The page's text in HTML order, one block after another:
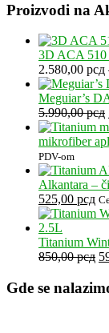
Proizvodi na
3D ACA 510
2.580,00 рсд
Meguiar’s
5.990,00рсд
mikrofiber
PDV-om
Alkantara –
Originalna
cena
je
bila:
750,00 рсд.
525,00 рсд
Titanium
850,00рсд
je
Gde se